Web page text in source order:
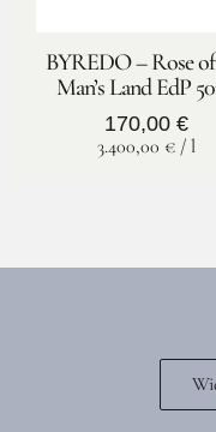
BYREDO – Rose
Man’s Land EdP
170,00 €
3.400,00 € / l